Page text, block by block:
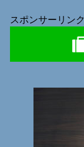
スポンサーリンク